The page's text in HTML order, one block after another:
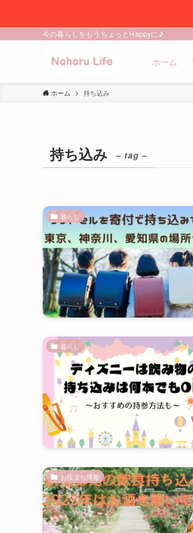
今の暮らしをもうちょっとHappyに♪
ホーム
ホーム 持ち込み
持ち込み – tag –
暮らし
暮らし
お役立ち情報